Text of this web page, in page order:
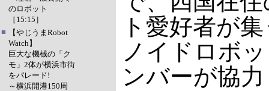
のロボット
［15:15］
■
【やじうまRobot
Watch】
巨大な機械の「ク
モ」2体が横浜市街
をパレード!
～横浜開港150周
ト愛好者が
ノイドロボ
ンバーが協